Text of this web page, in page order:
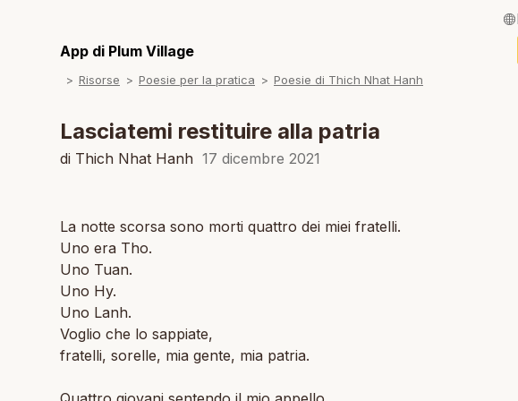
Français /
App di Plum Village
Risorse Poesie per la pratica Poesie di Thich Nhat Hanh
Lasciatemi restituire alla patria
di Thich Nhat Hanh 17 dicembre 2021
La notte scorsa sono morti quattro dei miei fratelli.
Uno era Tho.
Uno Tuan.
Uno Hy.
Uno Lanh.
Voglio che lo sappiate,
fratelli, sorelle, mia gente, mia patria.